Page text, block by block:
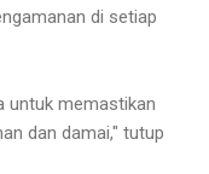
di setiap
untuk memastikan
dan damai," tutup